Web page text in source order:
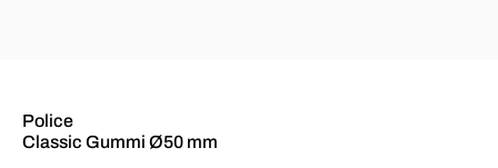
Police
Classic Gummi Ø50 mm